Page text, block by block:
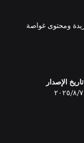
ومحتوى غواصة
تاريخ الإصدار
٧‏/٨‏/٢٠٢٥